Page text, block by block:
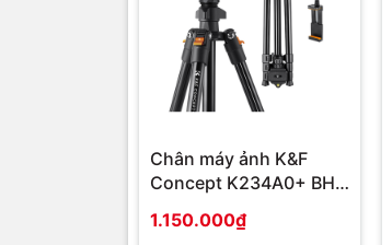
Chân máy ảnh K&F
Concept K234A0+ BH-
1.150.000₫